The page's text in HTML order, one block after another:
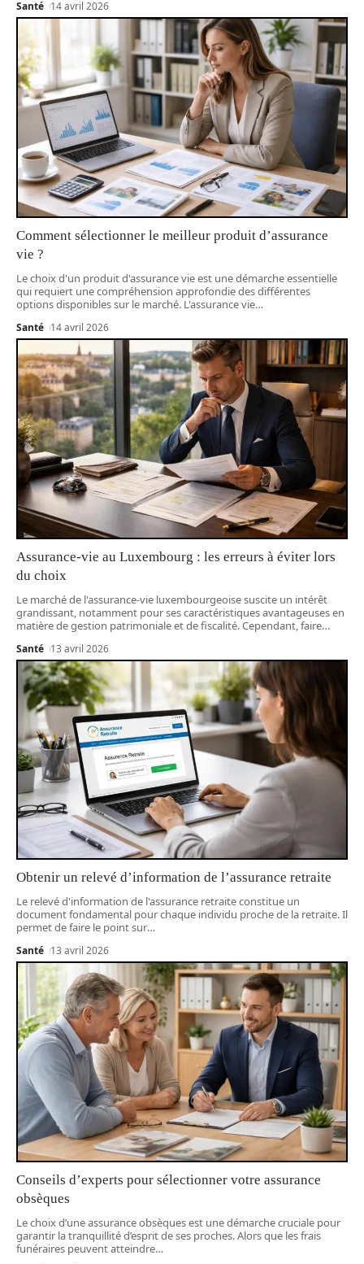
Santé 14 avril 2026
Comment sélectionner le meilleur produit d’assurance
vie ?
Le choix d'un produit d'assurance vie est une démarche essentielle
qui requiert une compréhension approfondie des différentes
options disponibles sur le marché. L'assurance vie…
Santé 14 avril 2026
Assurance-vie au Luxembourg : les erreurs à éviter lors
du choix
Le marché de l'assurance-vie luxembourgeoise suscite un intérêt
grandissant, notamment pour ses caractéristiques avantageuses en
matière de gestion patrimoniale et de fiscalité. Cependant, faire…
Santé 13 avril 2026
Obtenir un relevé d’information de l’assurance retraite
Le relevé d'information de l'assurance retraite constitue un
document fondamental pour chaque individu proche de la retraite. Il
permet de faire le point sur…
Santé 13 avril 2026
Conseils d’experts pour sélectionner votre assurance
obsèques
Le choix d’une assurance obsèques est une démarche cruciale pour
garantir la tranquillité d’esprit de ses proches. Alors que les frais
funéraires peuvent atteindre…